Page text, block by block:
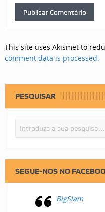
This site uses Akismet to
comment data is processed.
PESQUISAR
SEGUE-NOS NO
BigSlam